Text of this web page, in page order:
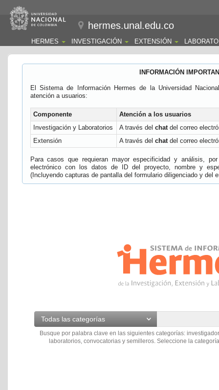
hermes.unal.edu.co
HERMES INVESTIGACIÓN EXTENSIÓN
INFORMACIÓN
El Sistema de Información Hermes de la Universidad
atención a usuarios:
Componente
Atención a los usuarios
Investigación y Laboratorios
A través del chatdel correo
Extensión
A través del chatdel correo
Para casos que requieran mayor especificidad y análisis,
electrónico con los datos de ID del proyecto, nombre y
(Incluyendo capturas de pantalla del formulario diligenciado y del
Todas las categorías
Busque por palabra clave en las siguientes categorías:
laboratorios, convocatorias y semilleros. Seleccione la